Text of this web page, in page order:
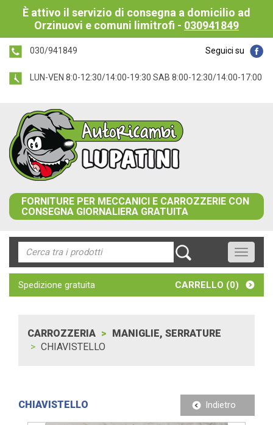
È attivo il servizio di consegna a domicilio ad
Orzinuovi e comuni limitrofi - 030941849
Seguici su
030/941849
LUN-VEN 8:0-12:30/14:00-19:30 SAB 8:00-12:30/14:00-17:00
FORNITURE PER MECCANICI E CARROZZERIE CON
CONSEGNA GIORNALIERA GRATUITA
Toggle
Spedizione gratuita CARRELLO (0)
CARROZZERIA
MANIGLIE, SERRATURE
CHIAVISTELLO
Indietro
CHIAVISTELLO